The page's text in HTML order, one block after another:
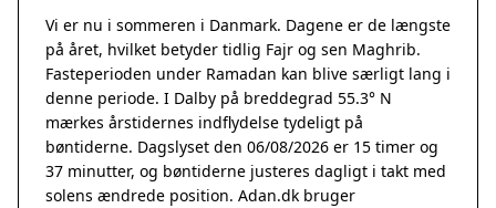
Vi er nu i sommeren i Danmark. Dagene er de længste
på året, hvilket betyder tidlig Fajr og sen Maghrib.
Fasteperioden under Ramadan kan blive særligt lang i
denne periode. I Dalby på breddegrad 55.3° N
mærkes årstidernes indflydelse tydeligt på
bøntiderne. Dagslyset den 06/08/2026 er 15 timer og
37 minutter, og bøntiderne justeres dagligt i takt med
solens ændrede position. Adan.dk bruger